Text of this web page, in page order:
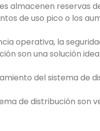
almacenen reservas
de uso pico o los
operativa, la
son una solución
del sistema de
de distribución son